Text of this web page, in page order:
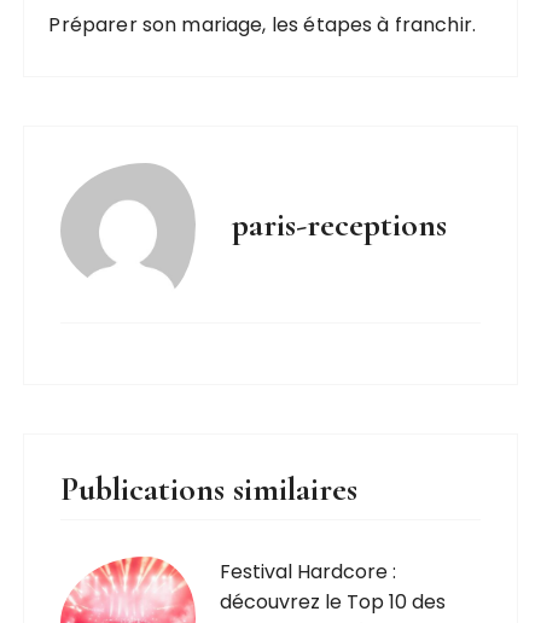
Préparer son mariage, les étapes à franchir.
paris-receptions
Publications similaires
Festival Hardcore :
découvrez le Top 10 des